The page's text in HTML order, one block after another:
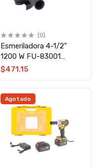
(0)
Esmeriladora 4-1/2"
1200 W FU-83001
Fumetax
$471.15
Agotado